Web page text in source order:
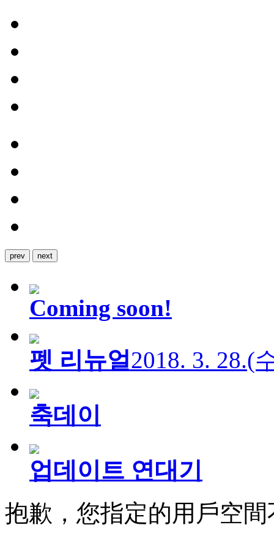
prev next
Coming soon!
펫 리뉴얼2018. 3. 28.(
축데이
업데이트 연대기
抱歉，您指定的用戶空間